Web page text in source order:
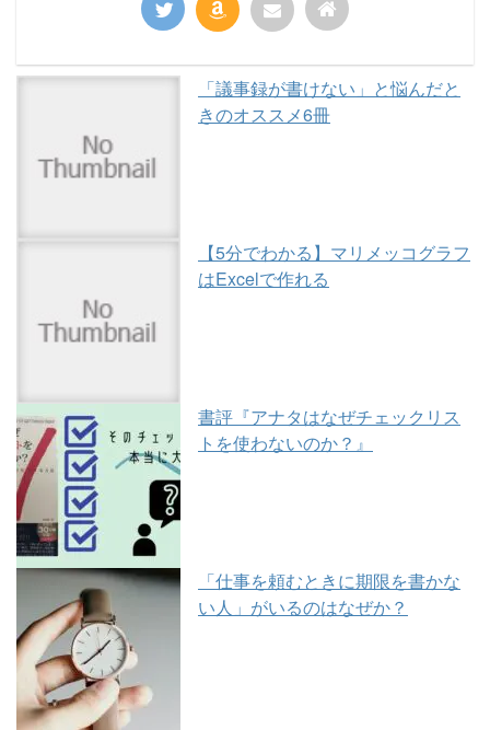
「議事録が書けない」と悩んだと
きのオススメ6冊
【5分でわかる】マリメッコグラフ
はExcelで作れる
書評『アナタはなぜチェックリス
トを使わないのか？』
「仕事を頼むときに期限を書かな
い人」がいるのはなぜか？